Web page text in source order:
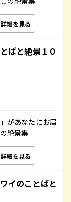
詳細を見る
ばと絶景１０
があなたにお届
絶景集
詳細を見る
イのことばと